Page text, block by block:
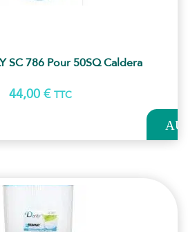
SC 786 Pour 50SQ Caldera
44,00 € TTC
AU